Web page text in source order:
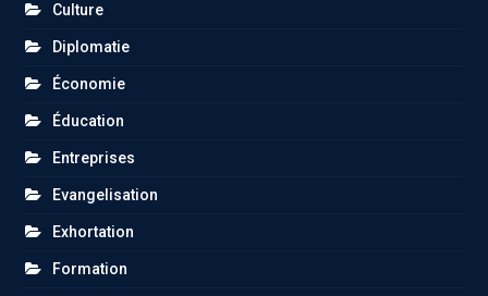
Culture
Diplomatie
Économie
Éducation
Entreprises
Evangelisation
Exhortation
Formation